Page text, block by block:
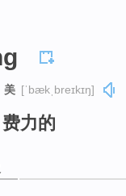
美 [ˈbækˌbreɪkɪŋ]
力的